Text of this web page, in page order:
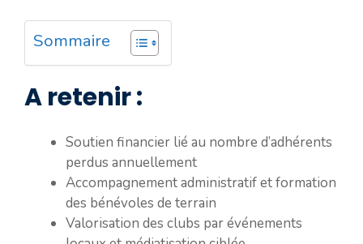
Sommaire
A retenir :
Soutien financier lié au nombre d’adhérents
perdus annuellement
Accompagnement administratif et formation
des bénévoles de terrain
Valorisation des clubs par événements